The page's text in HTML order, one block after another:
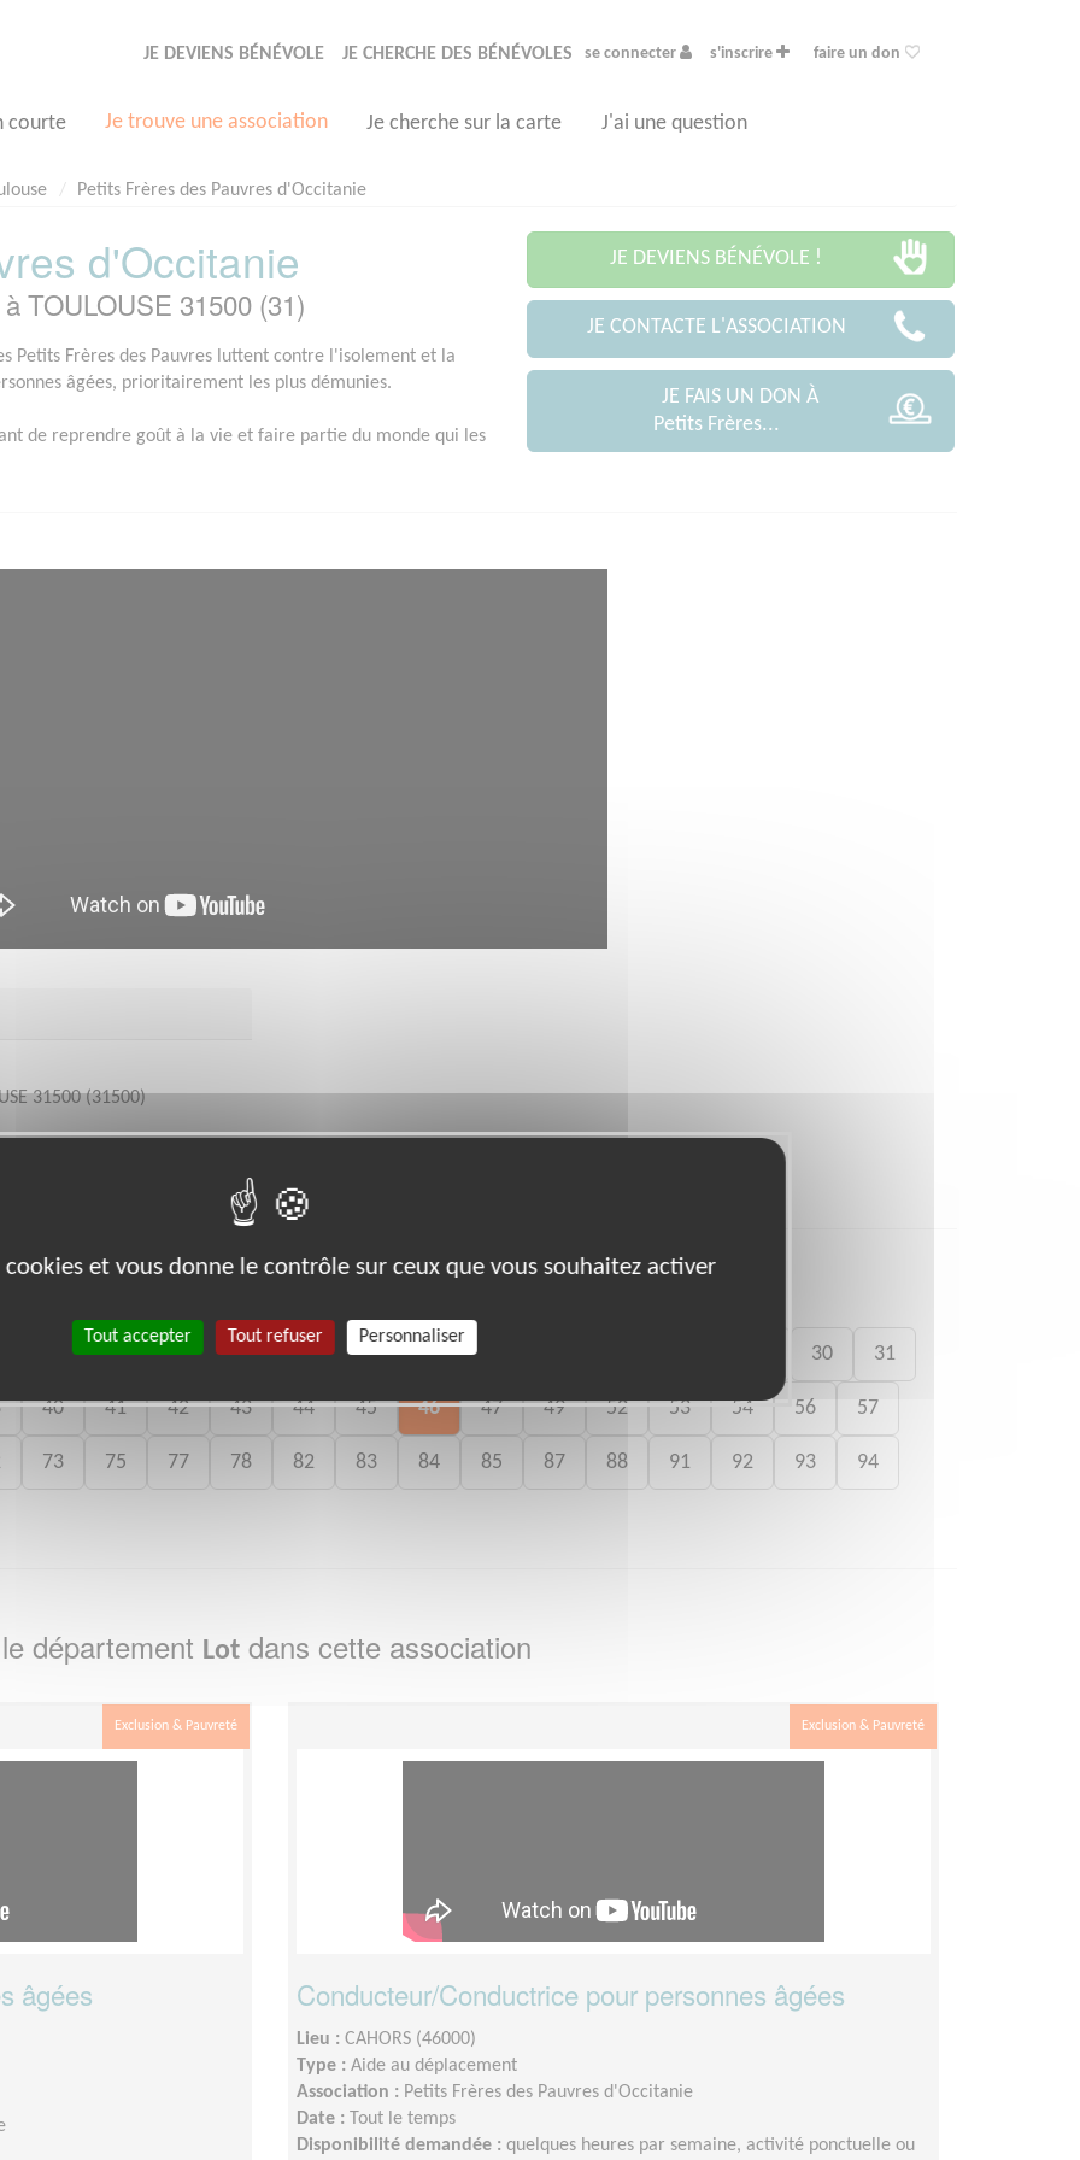
JE DEVIENS BÉNÉVOLE JE CHERCHE DES BÉNÉVOLES se connecter s'inscrire faire un don
courte Je trouve une association Je cherche sur la carte J'ai une question
Petits Frères des Pauvres d'Occitanie
d'Occitanie
TOULOUSE 31500 (31)
Petits Frères des Pauvres luttent contre l'isolement et la
âgées, prioritairement les plus démunies.
de reprendre goût à la vie et faire partie du monde qui les
JE DEVIENS BÉNÉVOLE !
JE CONTACTE L'ASSOCIATION
JE FAIS UN DON À
Petits Frères...
31500 (31500)
par département :
12 13 14 15 18 19 22 30 31
40 41 42 43 44 45 46 47 49 52 53 54 56 57
73 75 77 78 82 83 84 85 87 88 91 92 93 94
département Lot dans cette association
Exclusion & Pauvreté
âgées
Exclusion & Pauvreté
Conducteur/Conductrice pour personnes âgées
Lieu : CAHORS (46000)
Type : Aide au déplacement
Association : Petits Frères des Pauvres d'Occitanie
Date :
Tout le temps
Disponibilité demandée : quelques heures par semaine, activité ponctuelle ou
cookies et vous donne le contrôle sur ceux que vous souhaitez activer
Tout accepter Tout refuser Personnaliser